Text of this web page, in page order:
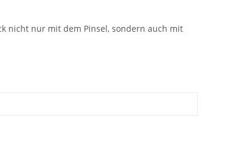
nicht nur mit dem Pinsel, sondern auch mit